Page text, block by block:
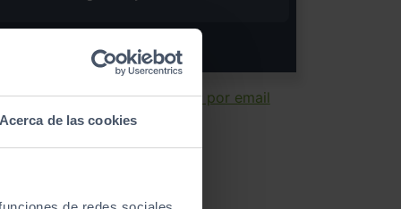
Acerca de las cookies
error tipográfico.
ficha Enviar por email